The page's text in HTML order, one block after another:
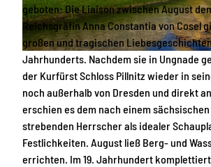
© Wolfgang Gärtner, Tourismus Marketing Gesellschaft Sachsen mbH
geboten: Die Liaison zwischen August
Reichsgräfin Anna Constantia von Cosel
großen und tragischen
Jahrhunderts. Nachdem sie in Ungnade
der Kurfürst Schloss Pillnitz wieder in
noch außerhalb von Dresden und direkt
erschien es dem nach einem sächsischen
strebenden Herrscher als idealer
Festlichkeiten. August ließ Berg- und
errichten. Im 19. Jahrhundert